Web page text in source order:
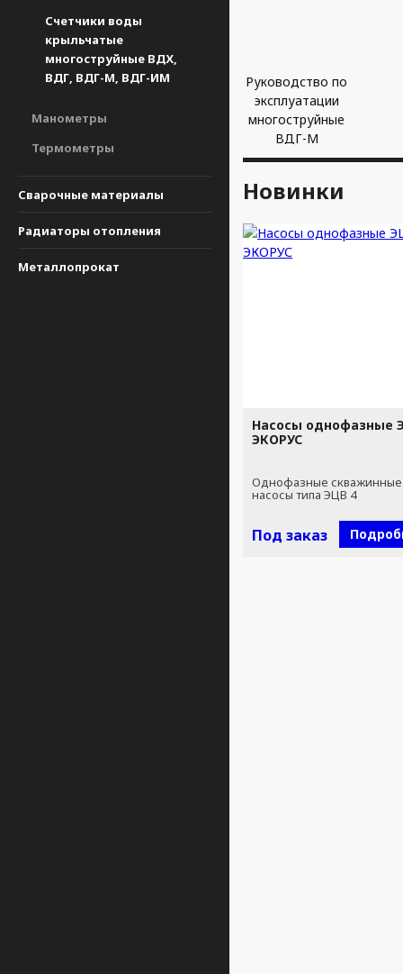
Счетчики воды
крыльчатые
многоструйные ВДХ,
ВДГ, ВДГ-М, ВДГ-ИМ
Манометры
Термометры
Сварочные материалы
Радиаторы отопления
Металлопрокат
Руководство по
эксплуатации
многоструйные
ВДГ-М
Новинки
Насосы однофазные
ЭКОРУС
Однофазные скважинные
насосы типа ЭЦВ 4
Под заказ